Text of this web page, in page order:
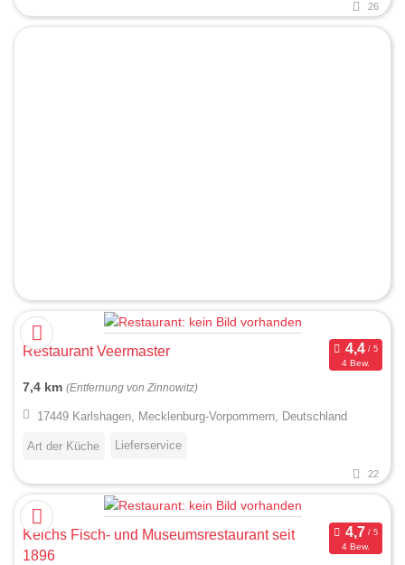
26
Restaurant Veermaster
4 Bew.
7,4 km (Entfernung von Zinnowitz)
17449 Karlshagen, Mecklenburg-Vorpommern, Deutschland
Art der Küche Lieferservice
22
Kelchs Fisch- und Museumsrestaurant seit
1896
4 Bew.